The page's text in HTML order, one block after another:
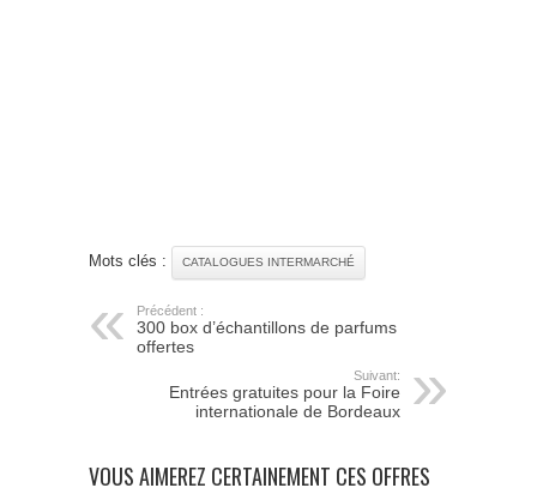
Mots clés : CATALOGUES INTERMARCHÉ
Précédent :
300 box d’échantillons de parfums
offertes
Suivant:
Entrées gratuites pour la Foire
internationale de Bordeaux
VOUS AIMEREZ CERTAINEMENT CES OFFRES